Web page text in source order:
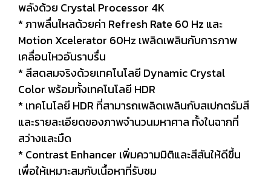
พลังด้วย Crystal Processor 4K
* ภาพลื่นไหลด้วยค่า Refresh Rate 60 Hz และ
Motion Xcelerator 60Hz เพลิดเพลินกับการภาพ
เคลื่อนไหวอันราบรื่น
* สีสดสมจริงด้วยเทคโนโลยี Dynamic Crystal
Color พร้อมทั้งเทคโนโลยี HDR
* เทคโนโลยี HDR ที่สามารถเพลิดเพลินกับสเปกตรัมสี
และรายละเอียดของภาพจำนวนมหาศาล ทั้งในฉากที่
สว่างและมืด
* Contrast Enhancer เพิ่มความมิติและสีสันให้ดีขึ้น
เพื่อให้เหมาะสมกับเนื้อหาที่รับชม